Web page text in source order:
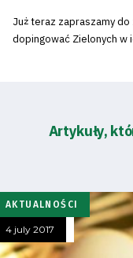
Już teraz zapraszamy
dopingować Zielonych w
Artykuły,
AKTUALNOŚCI
4 july 2017